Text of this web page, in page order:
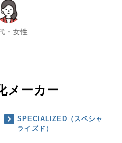
・女性
chevron_right
メーカー
SPECIALIZED（スペシャ
ライズド）